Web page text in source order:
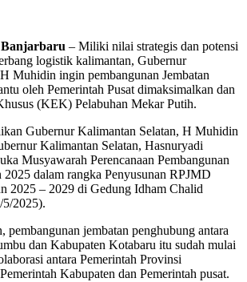
– Miliki nilai strategis dan potensi
logistik kalimantan, Gubernur
Muhidin ingin pembangunan Jembatan
oleh Pemerintah Pusat dimaksimalkan dan
(KEK) Pelabuhan Mekar Putih.
Gubernur Kalimantan Selatan, H Muhidin
Kalimantan Selatan, Hasnuryadi
Musyawarah Perencanaan Pembangunan
dalam rangka Penyusunan RPJMD
2025 – 2029 di Gedung Idham Chalid
2025).
pembangunan jembatan penghubung antara
dan Kabupaten Kotabaru itu sudah mulai
antara Pemerintah Provinsi
Kabupaten dan Pemerintah pusat.